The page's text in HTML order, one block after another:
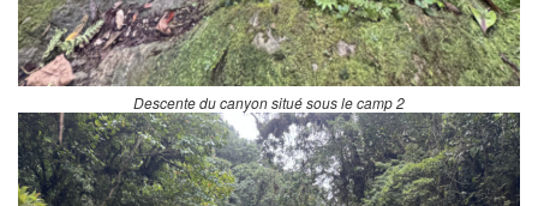
Descente du canyon situé sous le camp 2